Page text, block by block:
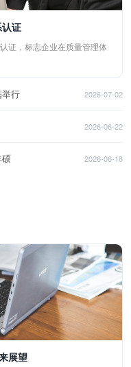
认证
证，标志企业在质量管理体
行 2026-07-02
2026-06-22
2026-06-18
展望